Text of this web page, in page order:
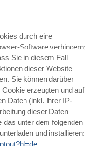
durch eine
Software verhindern;
Sie in diesem Fall
dieser Website
Sie können darüber
erzeugten und auf
Daten (inkl. Ihrer IP-
dieser Daten
das unter dem folgenden
und installieren:
.